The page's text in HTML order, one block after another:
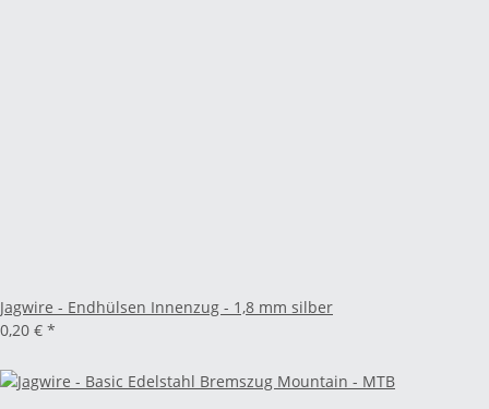
Jagwire - Endhülsen Innenzug - 1,8 mm silber
0,20 € *